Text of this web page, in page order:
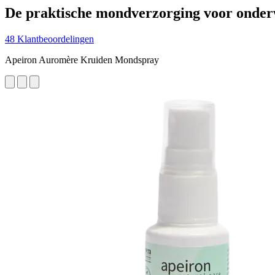
De praktische mondverzorging voor
48 Klantbeoordelingen
Apeiron Auromère Kruiden Mondspray